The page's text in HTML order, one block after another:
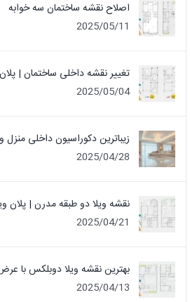
اصلاح نقشه ساختمان سه خوابه
2025/05/11
تغییر نقشه داخلی ساختمان |
2025/05/04
زیباترین دکوراسیون داخلی منزل و
2025/04/28
نقشه ویلا دو طبقه مدرن | پلان
2025/04/21
بهترین نقشه ویلا دوبلکس با عرض 10
2025/04/13